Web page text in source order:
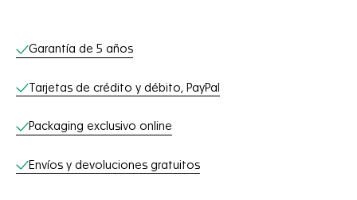
Servicios online
Garantía de 5 años
Tarjetas de crédito y débito, PayPal
Packaging exclusivo online
Envíos y devoluciones gratuitos